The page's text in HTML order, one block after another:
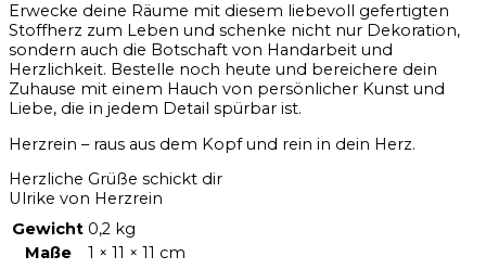
Erwecke deine Räume mit diesem liebevoll gefertigten
Stoffherz zum Leben und schenke nicht nur Dekoration,
sondern auch die Botschaft von Handarbeit und
Herzlichkeit. Bestelle noch heute und bereichere dein
Zuhause mit einem Hauch von persönlicher Kunst und
Liebe, die in jedem Detail spürbar ist.
Herzrein – raus aus dem Kopf und rein in dein Herz.
Herzliche Grüße schickt dir
Ulrike von Herzrein
Gewicht 0,2 kg
Maße
1 × 11 × 11 cm